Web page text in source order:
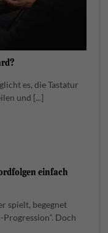
es, die Tastatur
und [...]
einfach
spielt, begegnet
Doch